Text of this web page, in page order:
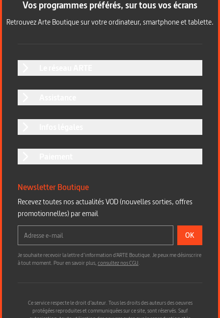
Vos programmes préférés, sur tous vos écrans
Retrouvez Arte Boutique sur votre ordinateur, smartphone et tablette.
Newsletter Boutique
Recevez toutes nos actualités VOD (nouvelles sorties, offres
promotionnelles) par email
OK
Je souhaite recevoir la lettre d’information d'ARTE Boutique. Je peux me désinscrire
à tout moment. Pour en savoir plus,consultez nos CGU.
Ce service respecte le droit d’auteur. Tous les droits des auteurs des oeuvres
protégées reproduites et communiquées sur ce site, sont réservés. Sauf